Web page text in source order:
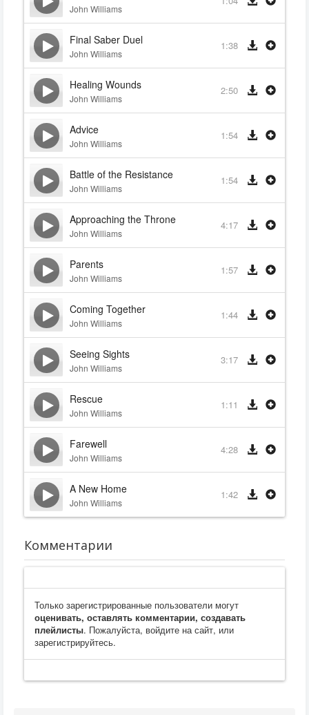
John Williams
Final Saber Duel
John Williams
1:38
Healing Wounds
John Williams
2:50
Advice
John Williams
1:54
Battle of the Resistance
John Williams
1:54
Approaching the Throne
John Williams
4:17
Parents
John Williams
1:57
Coming Together
John Williams
1:44
Seeing Sights
John Williams
3:17
Rescue
John Williams
1:11
Farewell
John Williams
4:28
A New Home
John Williams
1:42
Комментарии
Только зарегистрированные пользователи могут
оценивать, оставлять комментарии, создавать
плейлисты. Пожалуйста, войдите на сайт, или
зарегистрируйтесь.